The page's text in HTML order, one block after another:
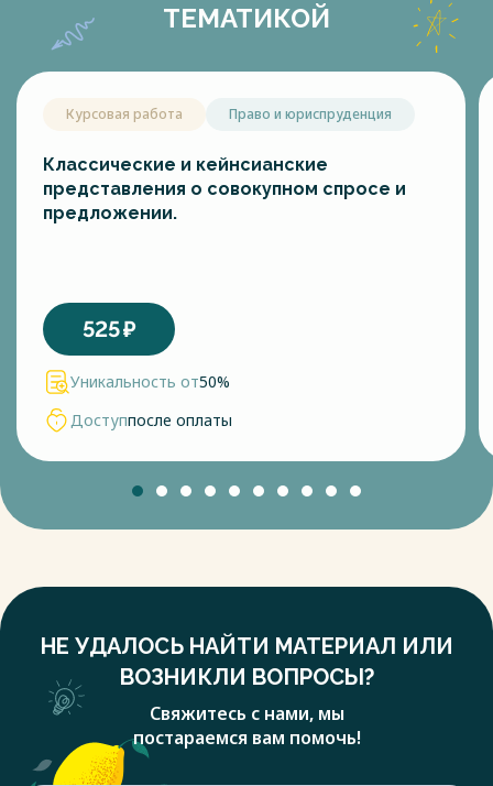
ТЕМАТИКОЙ
Курсовая работа Право и юриспруденция
Классические и кейнсианские
представления о совокупном спросе и
предложении.
525₽
Уникальность от50%
Доступпосле оплаты
НЕ УДАЛОСЬ НАЙТИ МАТЕРИАЛ ИЛИ
ВОЗНИКЛИ ВОПРОСЫ?
Свяжитесь с нами, мы
постараемся вам помочь!